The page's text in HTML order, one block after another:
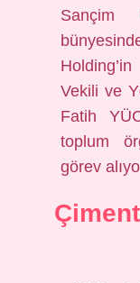
Sançim
Vekili ve
Fatih
toplum
görev